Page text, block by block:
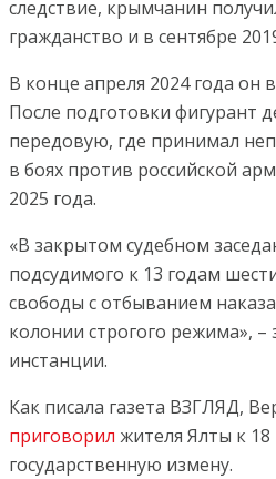
следствие, крымчанин
гражданство и в сентябре
В конце апреля 2024 года он
После подготовки фигурант
передовую, где принимал
в боях против российской
2025 года.
«В закрытом судебном
подсудимого к 13 годам
свободы с отбыванием
колонии строгого режима», –
инстанции.
Как писала газета ВЗГЛЯД,
приговорил жителя Ялты к
государственную измену.